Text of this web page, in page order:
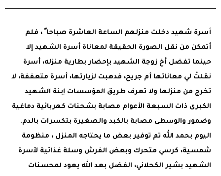
أسرة شهيد دخلت منزلهم الساعة العاشرة صباحا ً ، فلم
أتمكن من نقل الصورة الحقيقة لمعاناة أسرة الشهيد إلا
حينما تفضل أخ زوجة الشهيد بإحضار بطارية منزله، أسرة
نقلتْ لي معاناتها أم جريح، فدهبت لزيارتها، أسرة متعففة، لا
تخرج من منزلها ولا تعرف طريق المؤسسات إبنة الشهيد
الكبرى ذات السبعة الأعوام مصابة بشحنات كهربائية دماغية
وضمور والوسطى مصابة بالكبد والصغيرة بتكسرات بالدم.
اليوم بحمد الله تم توفير بعض ما يحتاجه المنزل ، منظومة
شمسية، كرسي متحرك وبعض الفرش وسلة غذائية لأسرة
الشهيد بشير الكحلاني، الفضل بعد الله يعود لمحسنات